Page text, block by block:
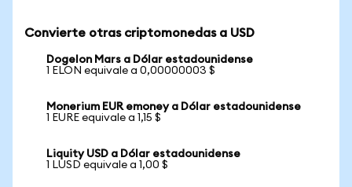
Convierte otras criptomonedas a USD
Dogelon Mars a Dólar estadounidense
1 ELON equivale a 0,00000003 $
Monerium EUR emoney a Dólar estadounidense
1 EURE equivale a 1,15 $
Liquity USD a Dólar estadounidense
1 LUSD equivale a 1,00 $